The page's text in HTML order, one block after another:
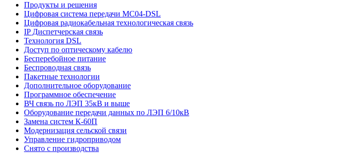
Продукты и решения
Цифровая система передачи MC04-DSL
Цифровая радиокабельная технологическая связь
IP Диспетчерская связь
Технология DSL
Доступ по оптическому кабелю
Бесперебойное питание
Беспроводная связь
Пакетные технологии
Дополнительное оборудование
Программное обеспечение
ВЧ связь по ЛЭП 35кВ и выше
Оборудование передачи данных по ЛЭП 6/10кВ
Замена систем К-60П
Модернизация сельской связи
Управление гидроприводом
Снято с производства